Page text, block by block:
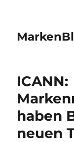
ICANN:
haben
neuen